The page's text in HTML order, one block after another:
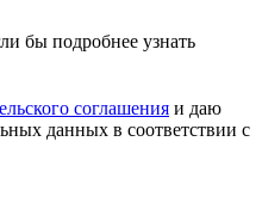
бы подробнее узнать
соглашения и даю
данных в соответствии с